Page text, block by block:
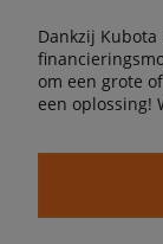
Dankzij
om een grote
een oplossing!